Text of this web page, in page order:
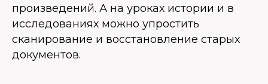
произведений. А на уроках истории и в
исследованиях можно упростить
сканирование и восстановление старых
документов.